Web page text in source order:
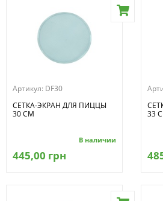
Артикул: DF30
СЕТКА-ЭКРАН ДЛЯ ПИЦЦЫ
30 СМ
В наличии
445,00 грн
33